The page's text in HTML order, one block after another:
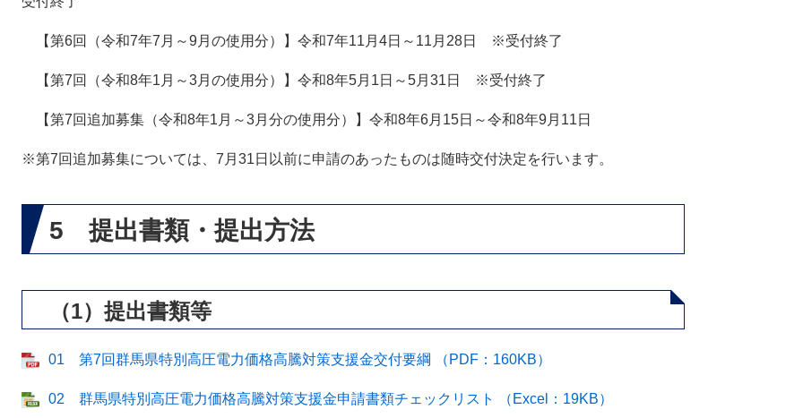
【第6回（令和7年7月～9月の使用分）】令和7年11月4日～11月28日 ※受付終了
【第7回（令和8年1月～3月の使用分）】令和8年5月1日～5月31日 ※受付終了
【第7回追加募集（令和8年1月～3月分の使用分）】令和8年6月15日～令和8年9月11日
※第7回追加募集については、7月31日以前に申請のあったものは随時交付決定を行います。
5 提出書類・提出方法
（1）提出書類等
01 第7回群馬県特別高圧電力価格高騰対策支援金交付要綱 （PDF：160KB）
02 群馬県特別高圧電力価格高騰対策支援金申請書類チェックリスト （Excel：19KB）